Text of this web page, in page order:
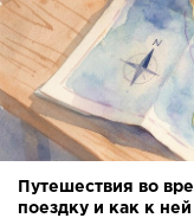
Путешествия во
поездку и как к ней